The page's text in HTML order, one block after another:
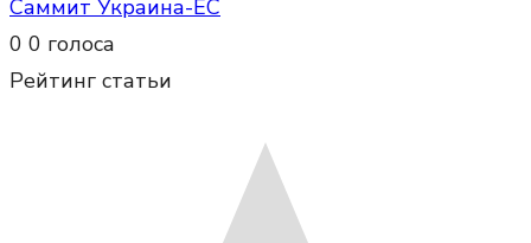
Саммит Украина-ЕС
0 0 голоса
Рейтинг статьи